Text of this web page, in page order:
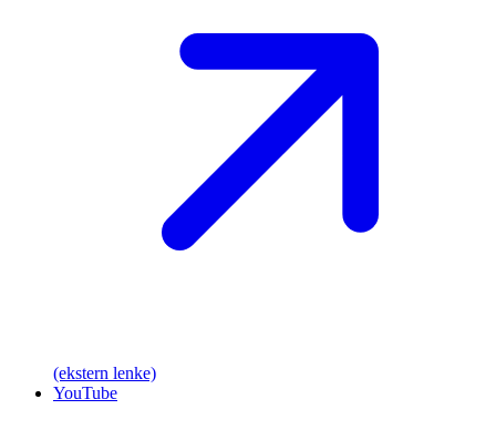
(ekstern lenke)
YouTube